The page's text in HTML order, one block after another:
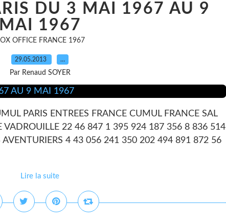
DU 3 MAI 1967 AU 9
MAI 1967
OFFICE FRANCE 1967
29.05.2013 …
Par Renaud SOYER
PARIS ENTREES FRANCE CUMUL FRANCE SAL
VADROUILLE 22 46 847 1 395 924 187 356 8 836 514
AVENTURIERS 4 43 056 241 350 202 494 891 872 56
Lire la suite